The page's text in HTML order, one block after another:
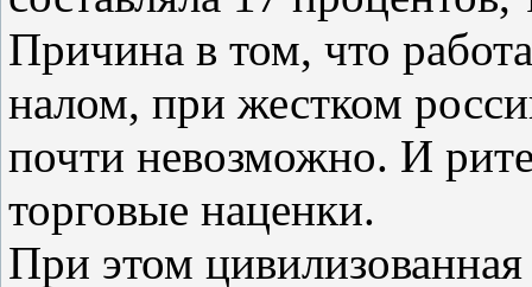
Причина в том, что
налом, при жестком
почти невозможно. И
торговые наценки.
При этом